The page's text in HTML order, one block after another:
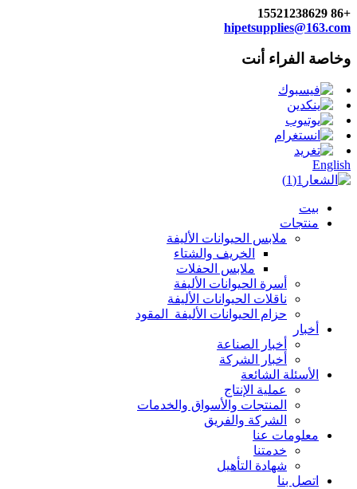
+86 15521238629
hipetsupplies@163.com
وخاصة الفراء أنت
English
بيت
منتجات
ملابس الحيوانات الأليفة
الخريف والشتاء
ملابس الحفلات
أسرة الحيوانات الأليفة
ناقلات الحيوانات الأليفة
حزام الحيوانات الأليفة_المقود
أخبار
أخبار الصناعة
أخبار الشركة
الأسئلة الشائعة
عملية الإنتاج
المنتجات والأسواق والخدمات
الشركة والفريق
معلومات عنا
خدمتنا
شهادة التأهيل
اتصل بنا